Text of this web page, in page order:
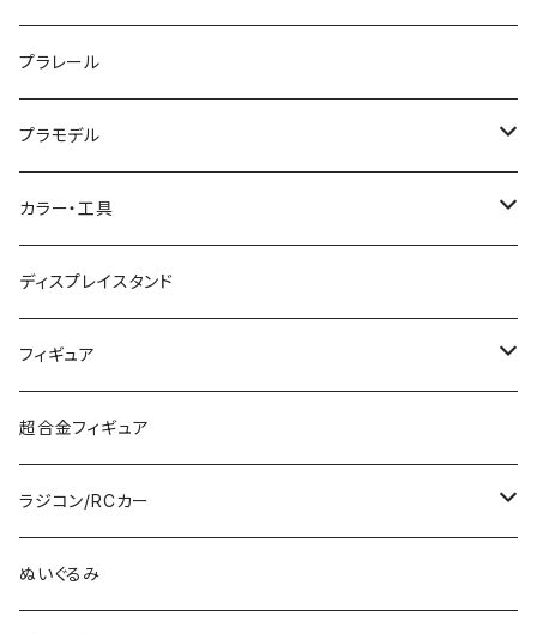
TOMIX (N)
マイクロエース (N)
グリーンマックス (N)
その他メーカー (N)
KATO (HO)
TOMIX (HO)
その他のHOゲージ
Zゲージ
車両
入門セット
レール
ストラクチャー
プラレール
プラモデル
ガンプラ
PG
カーモデル（車プラモ）
バイクプラモ
30MS
ミリタリープラモ
ポケモン
カラー・工具
工具（ツール）
塗料
筆
ディスプレイスタンド
フィギュア
ガンダム
超合金フィギュア
ラジコン/RCカー
タミヤRC
ぬいぐるみ